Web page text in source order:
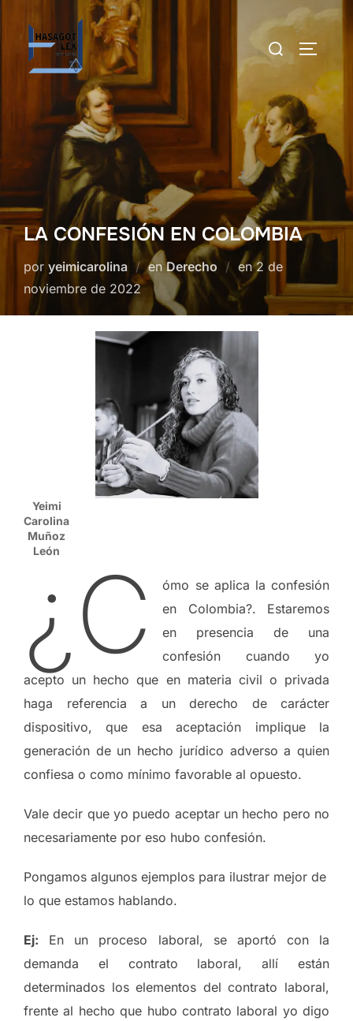
contenido
Buscar:
LA CONFESIÓN EN COLOMBIA
por yeimicarolina enDerecho enPublicado
2 de
noviembre de 2022
Yeimi
Carolina
Muñoz
León
¿C
ómo se aplica la confesión
en Colombia?. Estaremos
en presencia de una
confesión cuando yo
acepto un hecho que en materia civil o privada
haga referencia a un derecho de carácter
dispositivo, que esa aceptación implique la
generación de un hecho jurídico adverso a quien
confiesa o como mínimo favorable al opuesto.
Vale decir que yo puedo aceptar un hecho pero no
necesariamente por eso hubo confesión.
Pongamos algunos ejemplos para ilustrar mejor de
lo que estamos hablando.
Ej: En un proceso laboral, se aportó con la
demanda el contrato laboral, allí están
determinados los elementos del contrato laboral,
frente al hecho que hubo contrato laboral yo digo